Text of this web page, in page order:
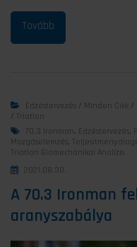
Edzéstervezés / Minden Cikk /
/ Triatlon
70.3 Ironman , Edzéstervezés,
Mozgáselemzés,
Triatlon Biomechanikai Analízis
2021.08.30.
A 70.3 Ironman
aranyszabálya